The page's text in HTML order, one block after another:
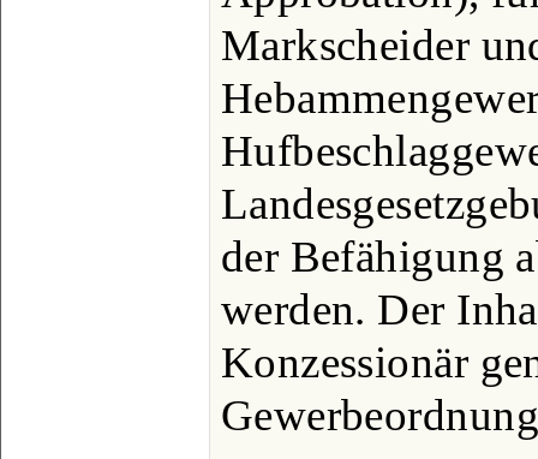
Markscheider
der Befähigung
werden. Der
Konzessionär